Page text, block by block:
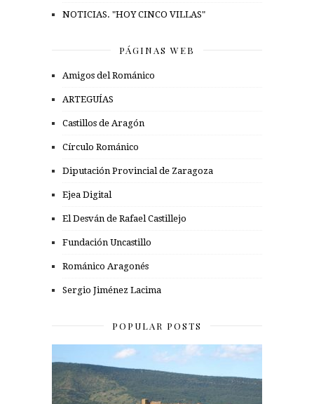
NOTICIAS. "HOY CINCO VILLAS"
PÁGINAS WEB
Amigos del Románico
ARTEGUÍAS
Castillos de Aragón
Círculo Románico
Diputación Provincial de Zaragoza
Ejea Digital
El Desván de Rafael Castillejo
Fundación Uncastillo
Románico Aragonés
Sergio Jiménez Lacima
POPULAR POSTS